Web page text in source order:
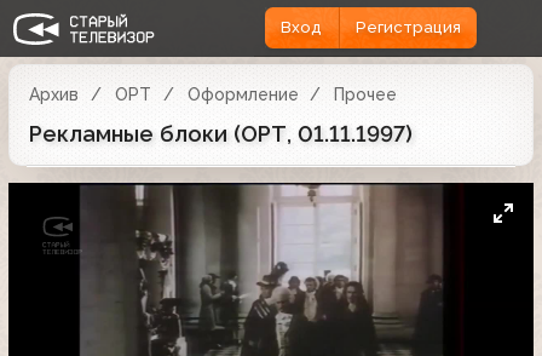
Вход Регистрация
Архив ОРТ Оформление Прочее
Рекламные блоки (ОРТ, 01.11.1997)